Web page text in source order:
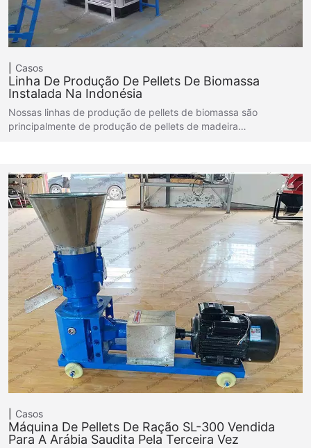
Casos
Linha De Produção De Pellets De Biomassa
Instalada Na Indonésia
Nossas linhas de produção de pellets de biomassa são
principalmente de produção de pellets de madeira…
Casos
Máquina De Pellets De Ração SL-300 Vendida
Para A Arábia Saudita Pela Terceira Vez